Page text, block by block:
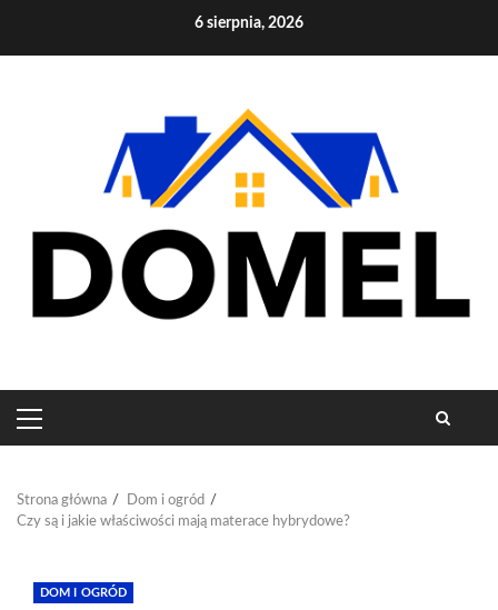
6 sierpnia, 2026
PRIMARY
MENU
Strona główna
Dom i ogród
Czy są i jakie właściwości mają materace hybrydowe?
DOM I OGRÓD